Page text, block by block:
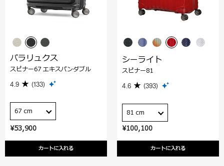
¥53,900
カートに入れる
パラリュクス
スピナー67 エキスパンダブル
4.9 (133)
67 cm
¥100,100
カートに入れる
シーライト
スピナー81
4.6 (393)
81 cm